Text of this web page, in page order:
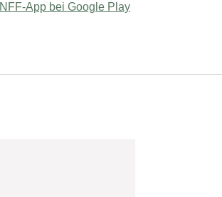
NFF-App bei Google Play